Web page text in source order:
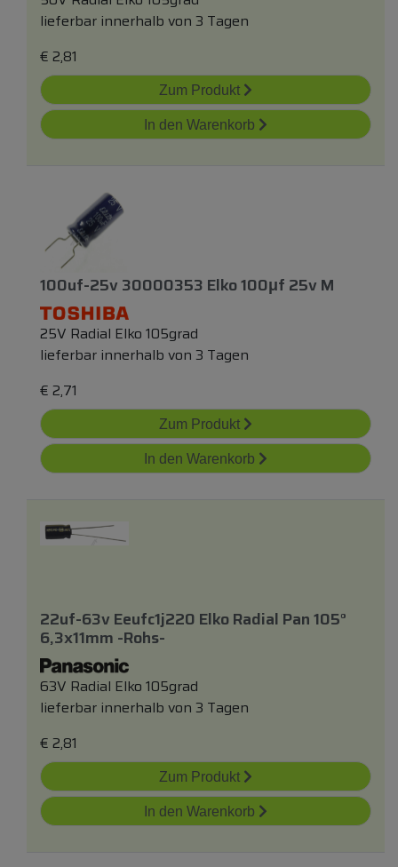
lieferbar innerhalb von 3 Tagen
€ 2,81
Zum Produkt
In den Warenkorb
100uf-25v 30000353 Elko 100μf 25v M
25V Radial Elko 105grad
lieferbar innerhalb von 3 Tagen
€ 2,71
Zum Produkt
In den Warenkorb
22uf-63v Eeufc1j220 Elko Radial Pan 105°
6,3x11mm -rohs-
63V Radial Elko 105grad
lieferbar innerhalb von 3 Tagen
€ 2,81
Zum Produkt
In den Warenkorb